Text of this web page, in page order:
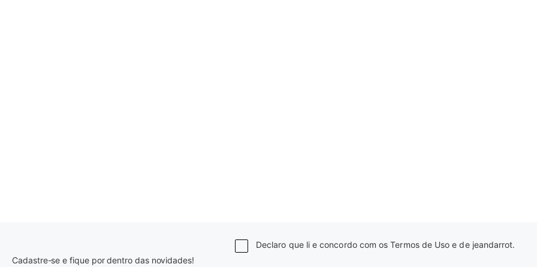
Cadastre-se e fique por dentro das novidades!
Declaro que li e concordo com os Termos de Uso e de jeandarrot.